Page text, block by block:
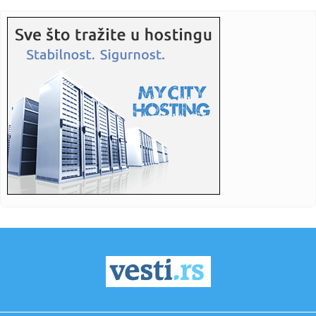
16:52: EVROLIGAŠKI POVRATAK: Žalgiris ponovo doveo Kinana
Evansa, milj...
16:52:
na ostav...
16:52:U Gradišci nema restrikcije vode: Kapacitet duplo veći od
potro...
16:52:Od brzine do alkohola: Ovo su kazne za saobraćajne
prekršaje u ...
16:52:Saobraćajni kolaps u Banjaluci: Za nekoliko kilometara
treba 45 ...
EIB odobrila kredit od 100 miliona evra Rumuniji